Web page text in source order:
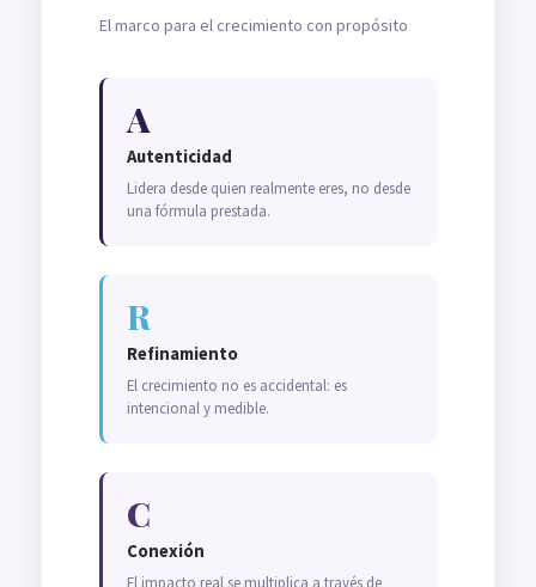
El marco para el crecimiento con propósito
A
Autenticidad
Lidera desde quien realmente eres, no desde
una fórmula prestada.
R
Refinamiento
El crecimiento no es accidental: es
intencional y medible.
C
Conexión
El impacto real se multiplica a través de